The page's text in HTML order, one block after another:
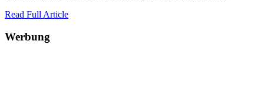
Read Full Article
Werbung